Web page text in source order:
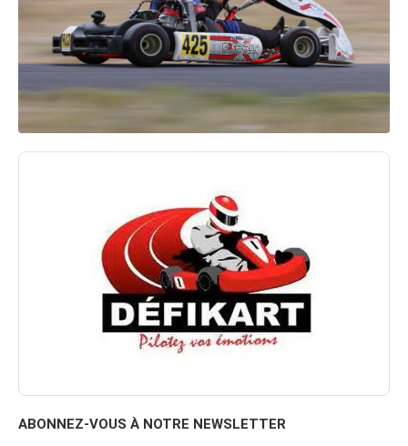
ABONNEZ-VOUS À NOTRE NEWSLETTER